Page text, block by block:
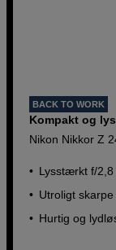
BACK TO WORK
Kompakt og
Nikon Nikkor Z
Lysstærkt f/
Utroligt
Hurtig og